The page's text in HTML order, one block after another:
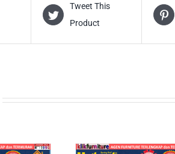
Tweet This
Product